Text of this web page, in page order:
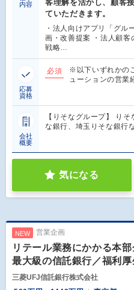
内容
客理解を活かし、顧客
ていただきます。
・法人向けアプリ「グル
画・改善提案 ・法人顧客
戦略…
応募
資格
必須
※以下いずれかの
ューションの営
会社
概要
【りそなグループ】 り
な銀行、埼玉りそな銀行
気になる
NEW 営業企画
リテール業務にかかる本
最大級の信託銀行／福利
三菱UFJ信託銀行株式会社